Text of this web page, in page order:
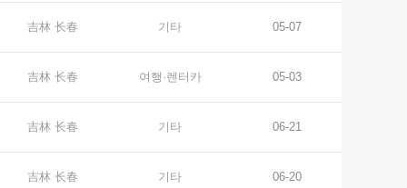
吉林 长春 기타 05-07
吉林 长春 여행·렌터카 05-03
吉林 长春 기타 06-21
吉林 长春 기타 06-20